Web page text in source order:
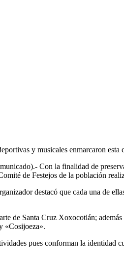
y musicales enmarcaron esta
Con la finalidad de
de Festejos de la población
destacó que cada una de
de Santa Cruz Xoxocotlán;
«Cosijoeza».
pues conforman la identidad